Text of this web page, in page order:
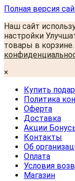
Полная версия
Наш сайт
настройки
товары в
×
Купить
Политика
Оферта
Доставка
Акции
Контакты
Об
Оплата
Условия
Магазин